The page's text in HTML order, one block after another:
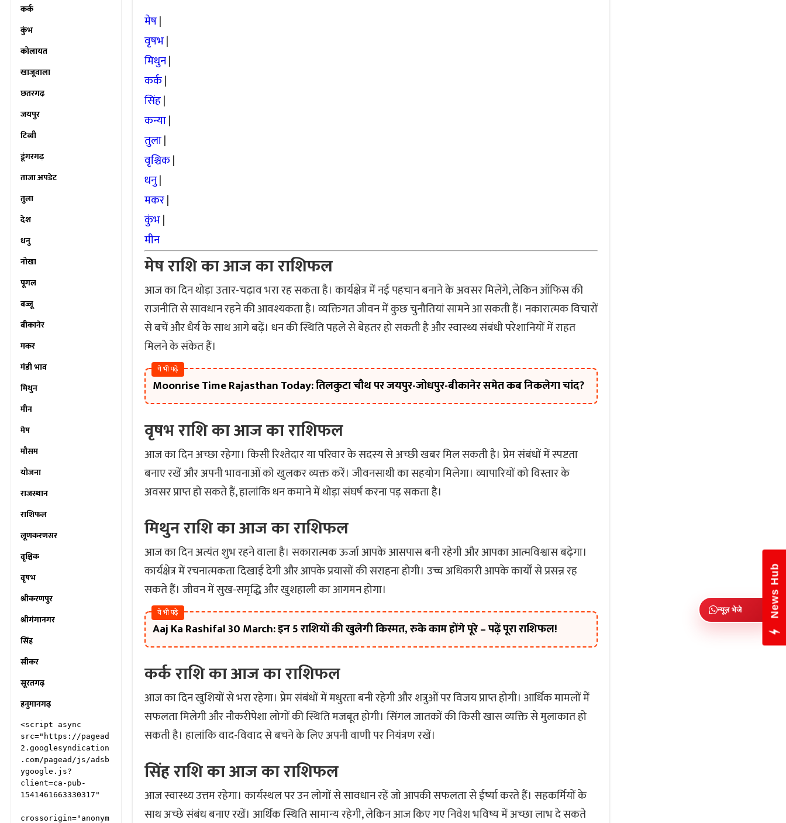
कर्क
कुंभ
कोलायत
खाजूवाला
छतरगढ़
जयपुर
टिब्बी
डूंगरगढ़
ताजा अपडेट
तुला
देश
धनु
नोखा
पूगल
बज्जू
बीकानेर
मकर
मंडी भाव
मिथुन
मीन
मेष
मौसम
योजना
राजस्थान
राशिफल
लूणकरणसर
वृश्चिक
वृषभ
श्रीकरणपुर
श्रीगंगानगर
सिंह
सीकर
सूरतगढ़
हनुमानगढ़
<script async
src="https://pagead
2.googlesyndication
.com/pagead/js/adsb
ygoogle.js?
client=ca-pub-
1541461663330317"
crossorigin="anonym
मेष|
वृषभ|
मिथुन|
कर्क|
सिंह|
कन्या|
तुला|
वृश्चिक|
धनु|
मकर|
कुंभ|
मीन
मेष राशि का आज का राशिफल
आज का दिन थोड़ा उतार-चढ़ाव भरा रह सकता है। कार्यक्षेत्र में नई पहचान बनाने के अवसर मिलेंगे, लेकिन ऑफिस की
राजनीति से सावधान रहने की आवश्यकता है। व्यक्तिगत जीवन में कुछ चुनौतियां सामने आ सकती हैं। नकारात्मक विचारों
से बचें और धैर्य के साथ आगे बढ़ें। धन की स्थिति पहले से बेहतर हो सकती है और स्वास्थ्य संबंधी परेशानियों में राहत
मिलने के संकेत हैं।
ये भी पढ़े
Moonrise Time Rajasthan Today: तिलकुटा चौथ पर जयपुर-जोधपुर-बीकानेर समेत कब निकलेगा चांद?
वृषभ राशि का आज का राशिफल
आज का दिन अच्छा रहेगा। किसी रिश्तेदार या परिवार के सदस्य से अच्छी खबर मिल सकती है। प्रेम संबंधों में स्पष्टता
बनाए रखें और अपनी भावनाओं को खुलकर व्यक्त करें। जीवनसाथी का सहयोग मिलेगा। व्यापारियों को विस्तार के
अवसर प्राप्त हो सकते हैं, हालांकि धन कमाने में थोड़ा संघर्ष करना पड़ सकता है।
मिथुन राशि का आज का राशिफल
आज का दिन अत्यंत शुभ रहने वाला है। सकारात्मक ऊर्जा आपके आसपास बनी रहेगी और आपका आत्मविश्वास बढ़ेगा।
कार्यक्षेत्र में रचनात्मकता दिखाई देगी और आपके प्रयासों की सराहना होगी। उच्च अधिकारी आपके कार्यों से प्रसन्न रह
सकते हैं। जीवन में सुख-समृद्धि और खुशहाली का आगमन होगा।
ये भी पढ़े
Aaj Ka Rashifal 30 March: इन 5 राशियों की खुलेगी किस्मत, रुके काम होंगे पूरे – पढ़ें पूरा राशिफल!
कर्क राशि का आज का राशिफल
आज का दिन खुशियों से भरा रहेगा। प्रेम संबंधों में मधुरता बनी रहेगी और शत्रुओं पर विजय प्राप्त होगी। आर्थिक मामलों में
सफलता मिलेगी और नौकरीपेशा लोगों की स्थिति मजबूत होगी। सिंगल जातकों की किसी खास व्यक्ति से मुलाकात हो
सकती है। हालांकि वाद-विवाद से बचने के लिए अपनी वाणी पर नियंत्रण रखें।
सिंह राशि का आज का राशिफल
आज स्वास्थ्य उत्तम रहेगा। कार्यस्थल पर उन लोगों से सावधान रहें जो आपकी सफलता से ईर्ष्या करते हैं। सहकर्मियों के
साथ अच्छे संबंध बनाए रखें। आर्थिक स्थिति सामान्य रहेगी, लेकिन आज किए गए निवेश भविष्य में अच्छा लाभ दे सकते
न्यूज़ भेजे News Hub